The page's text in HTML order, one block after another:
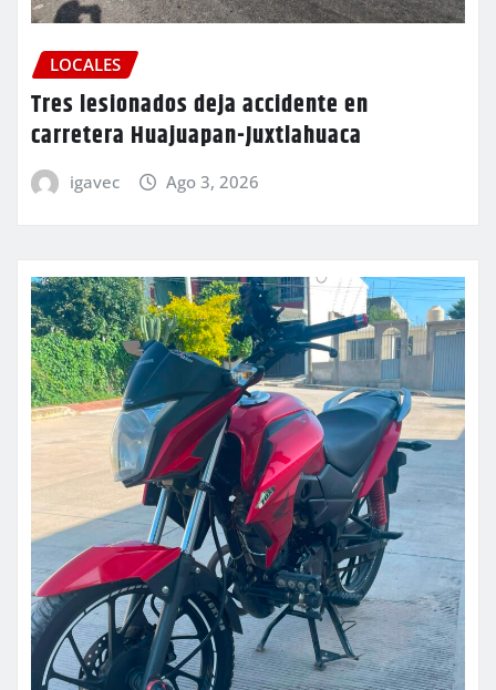
LOCALES
Tres lesionados deja accidente en
carretera Huajuapan-Juxtlahuaca
igavec Ago 3, 2026